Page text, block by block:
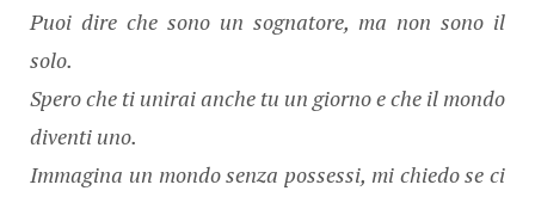
Puoi dire che sono un sognatore, ma non sono il
solo.
Spero che ti unirai anche tu un giorno e che il mondo
diventi uno.
Immagina un mondo senza possessi, mi chiedo se ci